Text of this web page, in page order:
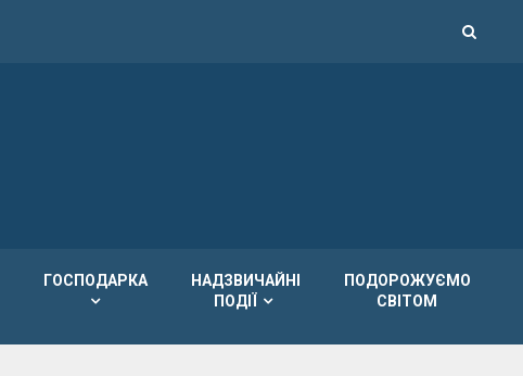
ГОСПОДАРКА
НАДЗВИЧАЙНІ
ПОДІЇ
ПОДОРОЖУЄМО
СВІТОМ